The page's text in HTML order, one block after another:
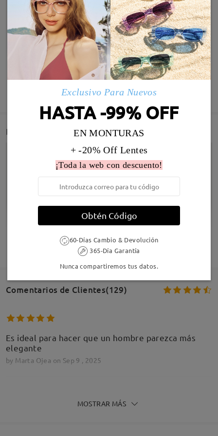
Infomación de Modelo
MOSTRAR MÁS
Detail
MOSTRAR MÁS
Comentarios de Clientes(129)
Es ideal para hacer que un hombre parezca más
elegante
by Marta Ojea on Sep 9 , 2025
MOSTRAR MÁS
Exclusivo Para Nuevos
HASTA -99% OFF
EN MONTURAS
+ -20% Off Lentes
¡Toda la web con descuento!
Obtén Código
60-Días Cambio & Devolución
365-Día Garantía
Nunca compartiremos tus datos.